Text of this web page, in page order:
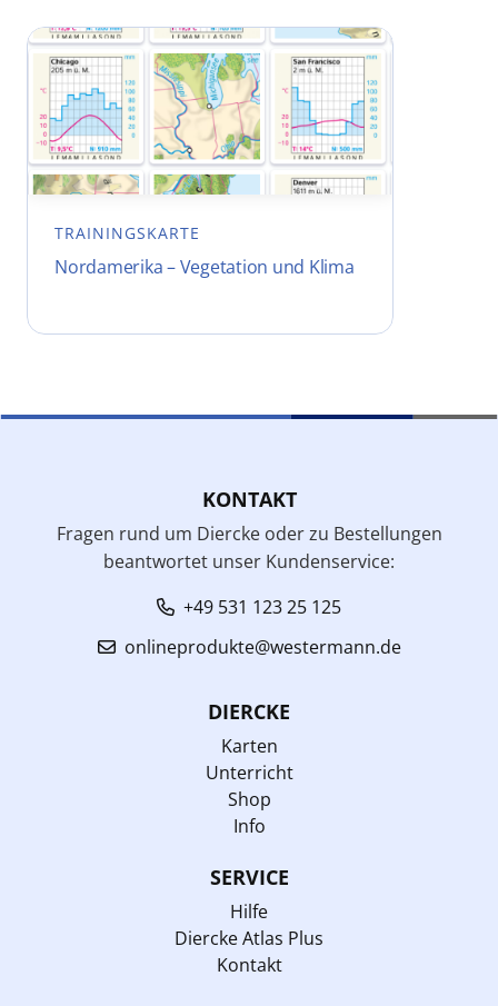
TRAININGSKARTE
Nordamerika – Vegetation und Klima
KONTAKT
Fragen rund um Diercke oder zu Bestellungen
beantwortet unser Kundenservice:
+49 531 123 25 125
onlineprodukte@westermann.de
DIERCKE
Karten
Unterricht
Shop
Info
SERVICE
Hilfe
Diercke Atlas Plus
Kontakt